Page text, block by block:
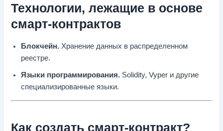
Технологии, лежащие в основе
смарт-контрактов
Блокчейн. Хранение данных в распределенном
реестре.
Языки программирования. Solidity, Vyper и другие
специализированные языки.
Как создать смарт-контракт?